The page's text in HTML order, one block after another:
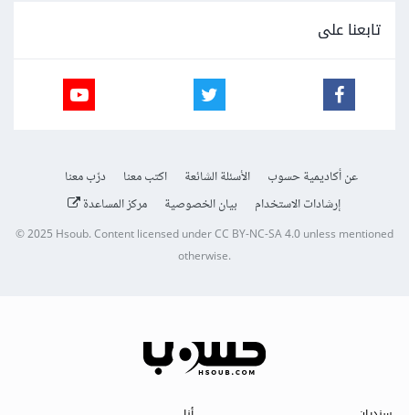
تابعنا على
عن أكاديمية حسوب الأسئلة الشائعة اكتب معنا
درّب معنا
إرشادات الاستخدام
بيان الخصوصية مركز المساعدة
© 2025Hsoub.Content licensed underCC BY-NC-SA 4.0unless mentioned
otherwise.